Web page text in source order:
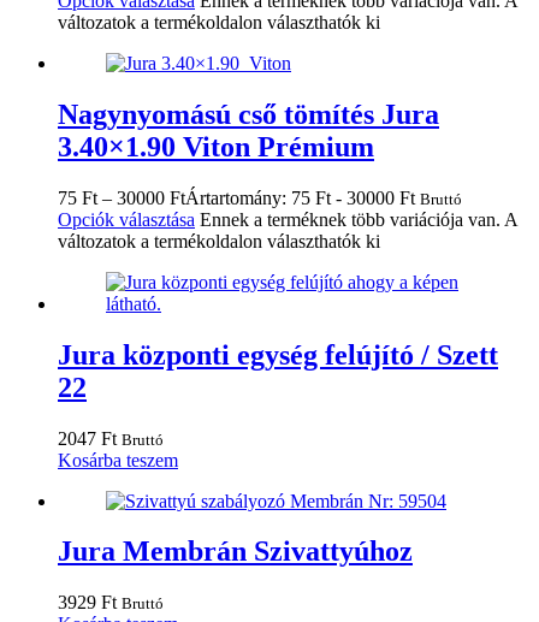
változatok a termékoldalon választhatók ki
Nagynyomású cső tömítés Jura
3.40×1.90 Viton Prémium
75 Ft – 30000 FtÁrtartomány: 75 Ft - 30000 Ft Bruttó
Opciók választása Ennek a terméknek több variációja van. A
változatok a termékoldalon választhatók ki
Jura központi egység felújító / Szett
22
2047 Ft Bruttó
Kosárba teszem
Jura Membrán Szivattyúhoz
3929 Ft Bruttó